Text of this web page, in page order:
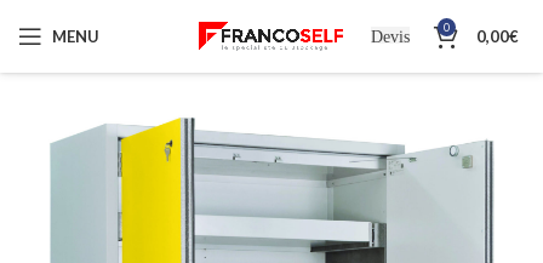
MENU Devis 0 0,00€